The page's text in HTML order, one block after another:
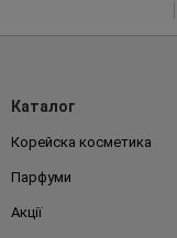
Каталог
Корейска косметика
Парфуми
Акції